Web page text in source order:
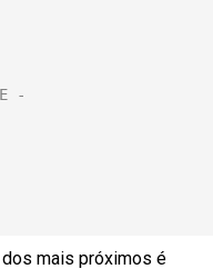
dos mais próximos é